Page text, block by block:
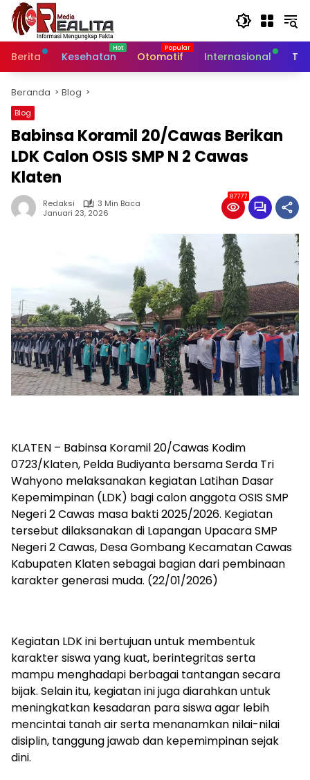
Langsung
konten
Berita
Kesehatan Otomotif Internasional
Beranda Blog
Blog
Babinsa Koramil 20/Cawas Berikan
LDK Calon OSIS SMP N 2 Cawas
Klaten
Redaksi
3 Min Baca
Januari 23, 2026
87777
KLATEN – Babinsa Koramil 20/Cawas Kodim
0723/Klaten, Pelda Budiyanta bersama Serda Tri
Wahyono melaksanakan kegiatan Latihan Dasar
Kepemimpinan (LDK) bagi calon anggota OSIS SMP
Negeri 2 Cawas masa bakti 2025/2026. Kegiatan
tersebut dilaksanakan di Lapangan Upacara SMP
Negeri 2 Cawas, Desa Gombang Kecamatan Cawas
Kabupaten Klaten sebagai bagian dari pembinaan
karakter generasi muda. (22/01/2026)
Kegiatan LDK ini bertujuan untuk membentuk
karakter siswa yang kuat, berintegritas serta
mampu menghadapi berbagai tantangan secara
bijak. Selain itu, kegiatan ini juga diarahkan untuk
meningkatkan kesadaran para siswa agar lebih
mencintai tanah air serta menanamkan nilai-nilai
disiplin, tanggung jawab dan kepemimpinan sejak
dini.